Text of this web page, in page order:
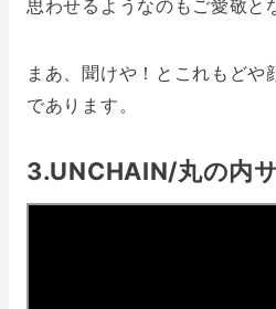
思わせるようなのもご愛敬と
まあ、聞けや！とこれもどや
であります。
3.UNCHAIN/丸の内